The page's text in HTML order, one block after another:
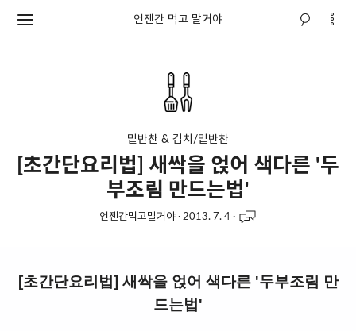
언젠간 먹고 말거야
밑반찬 & 김치/밑반찬
[초간단요리법] 새싹을 얹어 색다른 '두
부조림 만드는법'
언젠간먹고말거야· 2013. 7. 4 ·
[초간단요리법] 새싹을 얹어 색다른 '두부조림 만
드는법'